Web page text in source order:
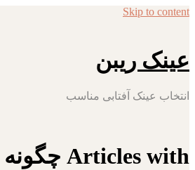
Skip to content
عینک ریبن
انتخاب عینک آفتابی مناسب
Articles with چگونه چیز کیک شکلاتی خوشمزه درست کنیم